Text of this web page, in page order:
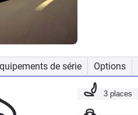
de série Options
3 places